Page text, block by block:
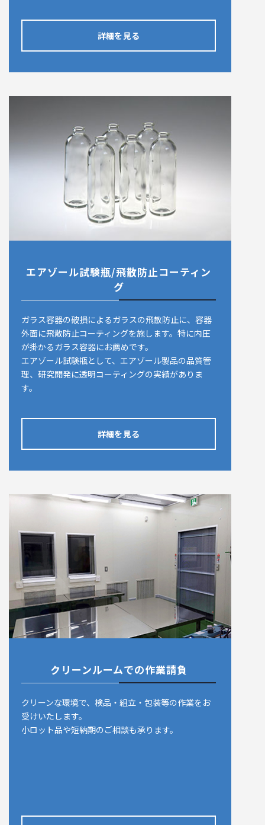
詳細を見る
エアゾール試験瓶/飛散防止コーティン
グ
ガラス容器の破損によるガラスの飛散防止に、容器
外面に飛散防止コーティングを施します。特に内圧
が掛かるガラス容器にお薦めです。
エアゾール試験瓶として、エアゾール製品の品質管
理、研究開発に透明コーティングの実績がありま
す。
詳細を見る
クリーンルームでの作業請負
クリーンな環境で、検品・組立・包装等の作業をお
受けいたします。
小ロット品や短納期のご相談も承ります。